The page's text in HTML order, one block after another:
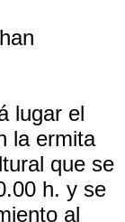
lugar el
la ermita
que se
h. y se
al